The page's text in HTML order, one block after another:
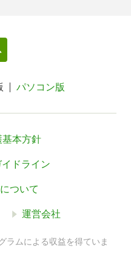
パソコン版
基本方針
ドライン
ついて
運営会社
ラムによる収益を得ていま